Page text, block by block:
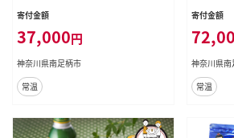
本入）【 お茶 ギフト プレゼント 贈り
寄付金額
37,000円
神奈川県南足柄市
常温
本入）【
寄付金額
神奈川県南
常温